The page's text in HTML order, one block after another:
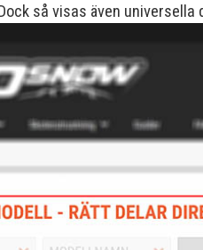
så visas även